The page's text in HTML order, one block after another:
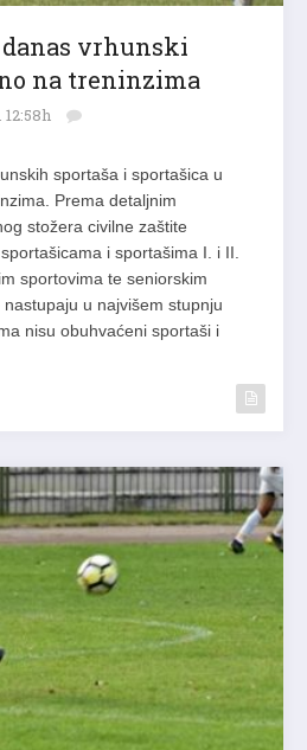
danas vrhunski
na treninzima
12:58h
sportaša i sportašica u
Prema detaljnim
stožera civilne zaštite
i sportašima I. i II.
sportovima te seniorskim
u najvišem stupnju
nisu obuhvaćeni sportaši i